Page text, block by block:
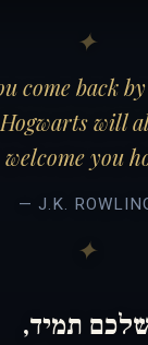
come back
will
you
— J.K.
תמיד,